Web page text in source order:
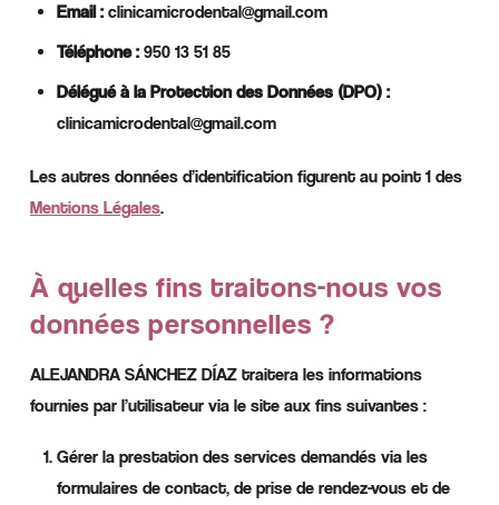
Email : clinicamicrodental@gmail.com
Téléphone : 950 13 51 85
Délégué à la Protection des Données (DPO) :
clinicamicrodental@gmail.com
Les autres données d’identification figurent au point 1 des
Mentions Légales.
À quelles fins traitons-nous vos
données personnelles ?
ALEJANDRA SÁNCHEZ DÍAZ traitera les informations
fournies par l’utilisateur via le site aux fins suivantes :
Gérer la prestation des services demandés via les
formulaires de contact, de prise de rendez-vous et de